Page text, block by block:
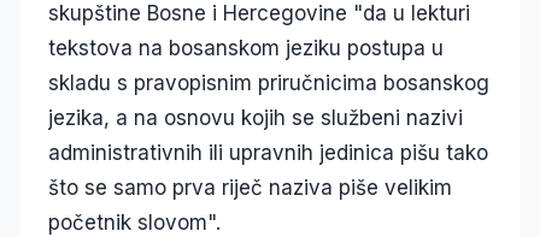
skupštine Bosne i Hercegovine "da u lekturi
tekstova na bosanskom jeziku postupa u
skladu s pravopisnim priručnicima bosanskog
jezika, a na osnovu kojih se službeni nazivi
administrativnih ili upravnih jedinica pišu tako
što se samo prva riječ naziva piše velikim
početnik slovom".